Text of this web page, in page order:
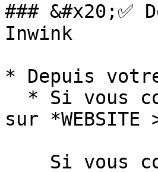
### &#x20;✅
Inwink
* Depuis
sur *WEBSITE